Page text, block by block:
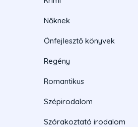
Nőknek
Önfejlesztő könyvek
Regény
Romantikus
Szépirodalom
Szórakoztató irodalom